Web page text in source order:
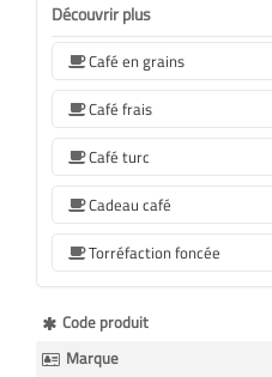
Découvrir plus
Café en grains
Café frais
Café turc
Cadeau café
Torréfaction foncée
Plus
d’information
Code produit
Marque